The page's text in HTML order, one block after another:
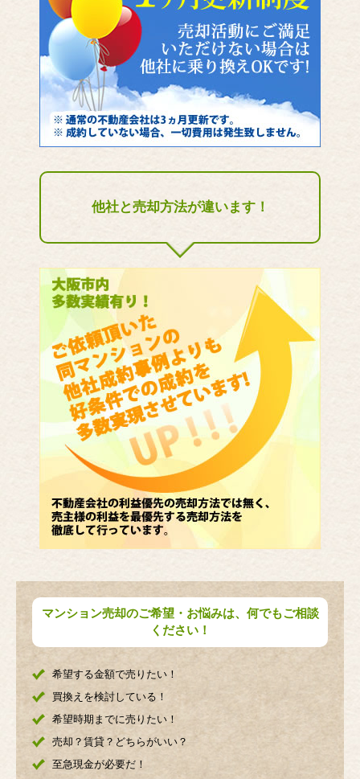
他社と売却方法が違います！
マンション売却のご希望・お悩みは、何でもご相談
ください！
希望する金額で売りたい！
買換えを検討している！
希望時期までに売りたい！
売却？賃貸？どちらがいい？
至急現金が必要だ！